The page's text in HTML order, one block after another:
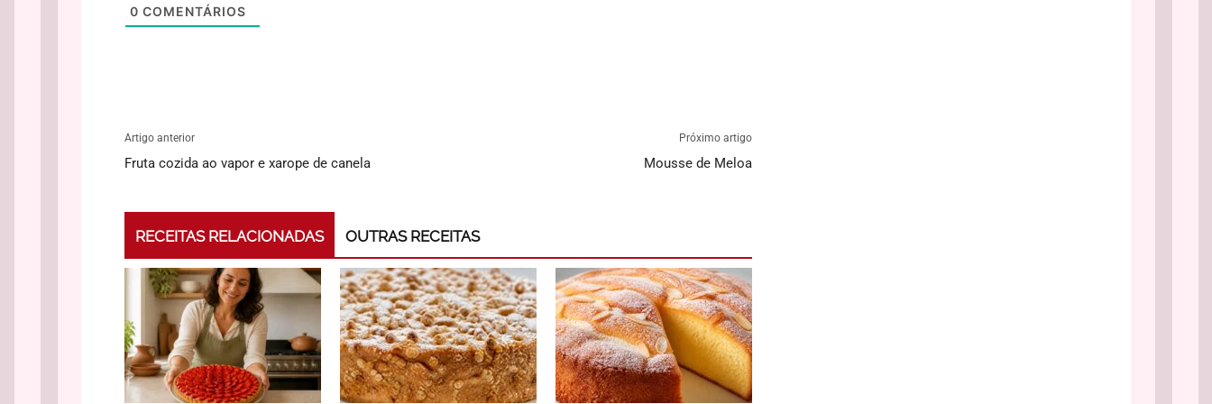
0 COMENTÁRIOS
Artigo anterior
Fruta cozida ao vapor e xarope de canela
Próximo artigo
Mousse de Meloa
RECEITAS RELACIONADAS OUTRAS RECEITAS